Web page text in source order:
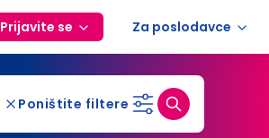
Prijavite se Za poslodavce
Poništite filtere